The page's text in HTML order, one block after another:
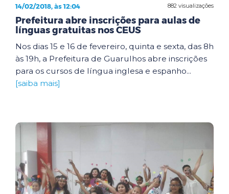
882 visualizações
14/02/2018, às 12:04
Prefeitura abre inscrições para aulas de
línguas gratuitas nos CEUS
Nos dias 15 e 16 de fevereiro, quinta e sexta, das 8h
às 19h, a Prefeitura de Guarulhos abre inscrições
para os cursos de língua inglesa e espanho...
[saiba mais]